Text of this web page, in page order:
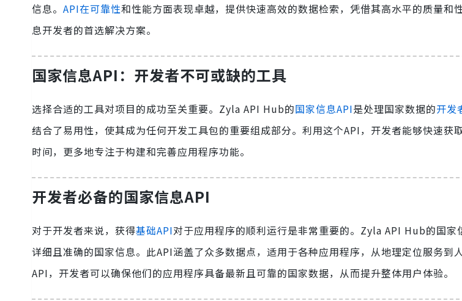
信息。 API在可靠性和性能方面表现卓越，提供快速高效的数据检索，凭借其高水平的质量和
息开发者的首选解决方案。
国家信息API：开发者不可或缺的工具
选择合适的工具对项目的成功至关重要。Zyla API Hub的国家信息API是处理国家数据的开发
结合了易用性，使其成为任何开发工具包的重要组成部分。利用这个API，开发者能够快速获
时间，更多地专注于构建和完善应用程序功能。
开发者必备的国家信息API
对于开发者来说，获得基础API对于应用程序的顺利运行是非常重要的。Zyla API Hub的国家
详细且准确的国家信息。此API涵盖了众多数据点，适用于各种应用程序，从地理定位服务到
API，开发者可以确保他们的应用程序具备最新且可靠的国家数据，从而提升整体用户体验。